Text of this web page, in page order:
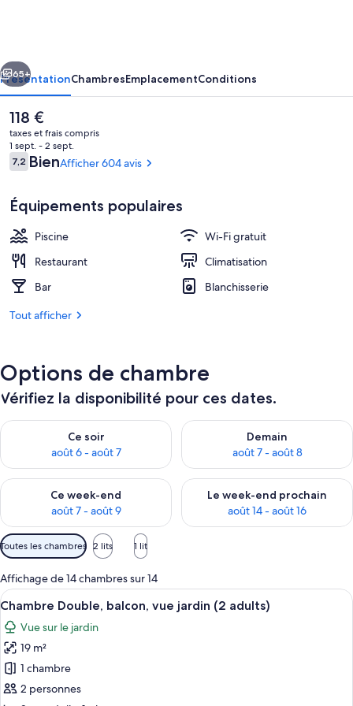
Coffres-forts dans les chambres,
Suivant
65+
PrésentationChambresEmplacementConditions
Le
prix
actuel
est
de
118 €
taxes et frais compris
1 sept. - 2 sept.
Avis
voyageurs
7,27,2 sur 10
BienAfficher 604 avis
Équipements populaires
Piscine
Wi-Fi gratuit
Restaurant
Climatisation
Bar
Blanchisserie
Tout afficher
Options de chambre
Vérifiez la disponibilité pour ces dates.
Ce soir
août 6 - août 7
Vérifier la disponibilité pour ce soir août 6 - août 7
Demain
août 7 - août 8
Vérifier la disponibilité pour
Ce week-end
août 7 - août 9
Vérifier la disponibilité pour ce week-end août 7 - août 9
Le week-end prochain
août 14 - août 16
Vérifier la disponibilité pour
Filtres
disponibles
pour
les
chambres
Toutes les chambres 2 lits 1 lit
Affichage de 14 chambres sur 14
Afficher
toutes
les
photos
pour
ce
Une chambre d’hôtel avec un
11
Chambre Double, balcon, vue jardin (2 adults)
Vue sur le jardin
19 m²
1 chambre
2 personnes